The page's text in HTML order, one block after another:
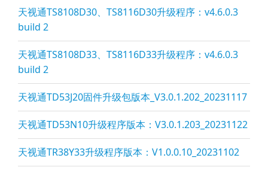
天视通TS8108D30、TS8116D30升级程序：v4.6.0.3
build 2
天视通TS8108D33、TS8116D33升级程序：v4.6.0.3
build 2
天视通TD53J20固件升级包版本_V3.0.1.202_20231117
天视通TD53N10升级程序版本：V3.0.1.203_20231122
天视通TR38Y33升级程序版本：V1.0.0.10_20231102